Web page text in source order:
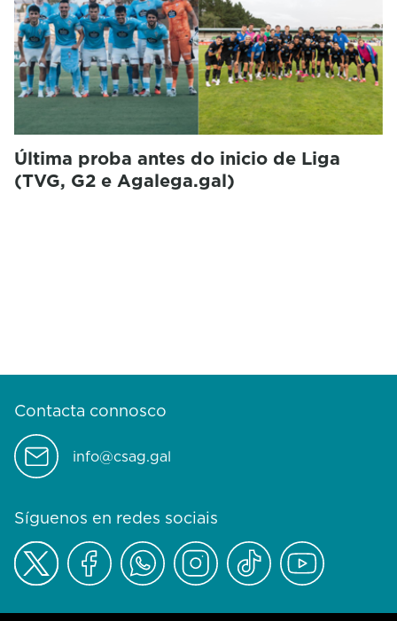
Última proba antes do inicio de Liga
(TVG, G2 e Agalega.gal)
Contacta connosco
info@csag.gal
Síguenos en redes sociais